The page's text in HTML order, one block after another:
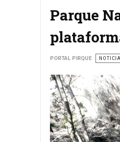
Parque
PORTAL PIRQUE